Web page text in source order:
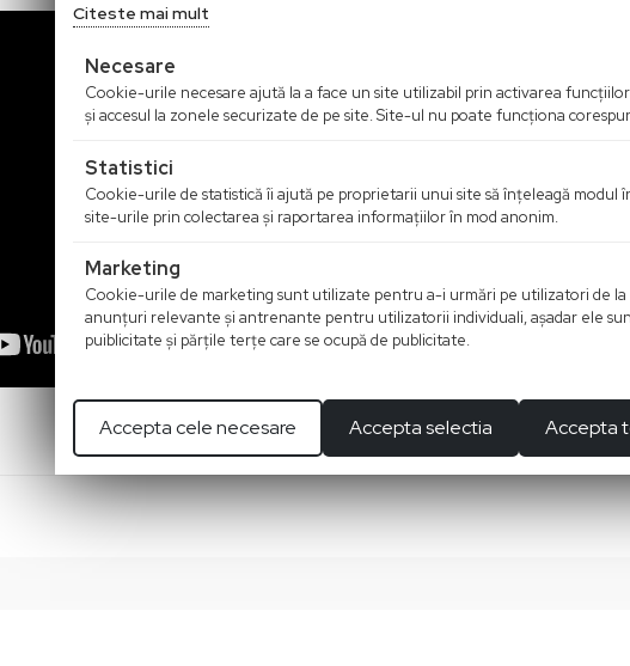
Citeste mai mult
Necesare
Cookie-urile necesare ajută la a face un site utilizabil prin activarea
şi accesul la zonele securizate de pe site. Site-ul nu poate funcţiona
Statistici
Cookie-urile de statistică îi ajută pe proprietarii unui site să înţeleagă modul
site-urile prin colectarea şi raportarea informaţiilor în mod anonim.
Marketing
Cookie-urile de marketing sunt utilizate pentru a-i urmări pe utilizatori de la
anunţuri relevante şi antrenante pentru utilizatorii individuali, aşadar ele
puiblicitate şi părţile terţe care se ocupă de publicitate.
Accepta cele necesare Accepta selectia Accepta